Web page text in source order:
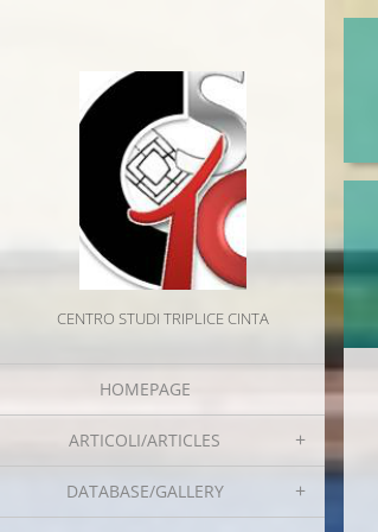
CENTRO STUDI TRIPLICE CINTA
HOMEPAGE
ARTICOLI/ARTICLES
DATABASE/GALLERY